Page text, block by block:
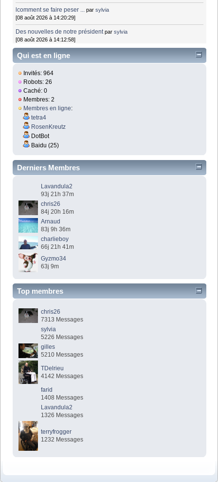
lcomment se faire peser ... parsylvia
[08 août 2026 à 14:20:29]
Des nouvelles de notre président parsylvia
[08 août 2026 à 14:12:58]
Qui est en ligne
Invités: 964
Robots: 26
Caché: 0
Membres: 2
Membres en ligne:
tetra4
RosenKreutz
DotBot
Baidu (25)
Derniers Membres
Lavandula2
93j 21h 37m
chris26
84j 20h 16m
Arnaud
83j 9h 36m
charlieboy
66j 21h 41m
Gyzmo34
63j 9m
Top membres
chris26
7313 Messages
sylvia
5226 Messages
gilles
5210 Messages
TDelrieu
4142 Messages
farid
1408 Messages
Lavandula2
1326 Messages
terryfrogger
1232 Messages